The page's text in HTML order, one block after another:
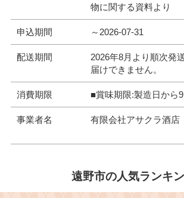
物に関する資料より
申込期間 ～2026-07-31
配送期間
2026年8月より順次
届けできません。
消費期限 ■賞味期限:製造日から9
事業者名 有限会社アサクラ酒店
遠野市の人気ランキ